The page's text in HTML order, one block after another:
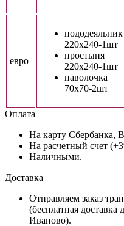
евро
пододеяльник
220х240-1шт
простыня
220х240-1шт
наволочка
70х70-2шт
Оплата
На карту Сбербанка,
На расчетный счет
Наличными.
Доставка
Отправляем заказ
(бесплатная
Иваново).